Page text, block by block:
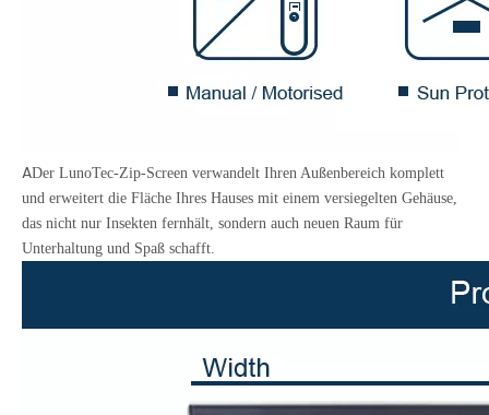
ADer LunoTec-Zip-Screen verwandelt Ihren Außenbereich komplett
und erweitert die Fläche Ihres Hauses mit einem versiegelten Gehäuse,
das nicht nur Insekten fernhält, sondern auch neuen Raum für
Unterhaltung und Spaß schafft.